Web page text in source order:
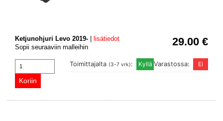
29.00 €
Ketjunohjuri Levo 2019- | lisätiedot
Sopii seuraaviin malleihin
Varastossa:
Toimittajalta (3-7 vrk):